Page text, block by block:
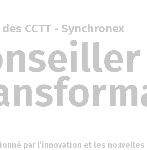
CCTT - Synchronex
par l’innovation et les